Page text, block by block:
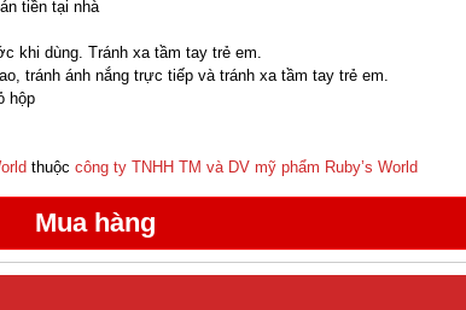
tiền tại nhà
khi dùng. Tránh xa tầm tay trẻ em.
tránh ánh nắng trực tiếp và tránh xa tầm tay trẻ em.
hộp
thuộc công ty TNHH TM và DV mỹ phẩm Ruby’s World